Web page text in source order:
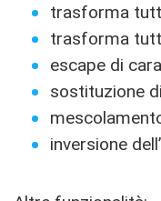
trasforma
trasforma
escape di
sostituzione
inversione